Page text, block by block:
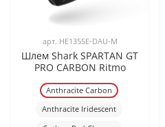
арт. HE1355E-DAU-M
Шлем Shark SPARTAN GT
PRO CARBON Ritmo
Anthracite Carbon
Anthracite Iridescent